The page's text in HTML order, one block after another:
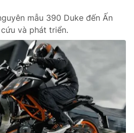
mẫu 390 Duke đến Ấn
và phát triển.